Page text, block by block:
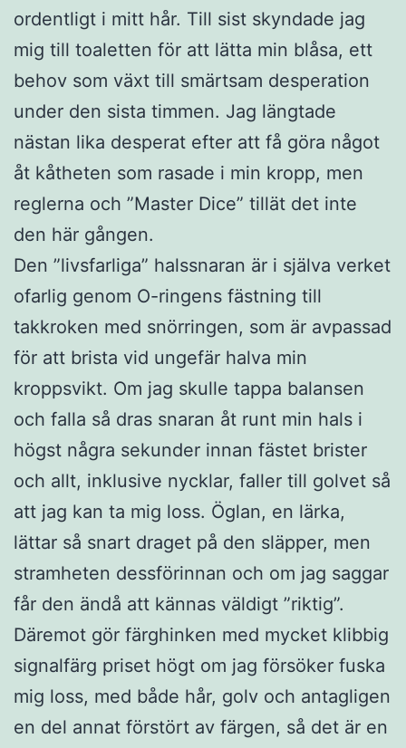
ordentligt i mitt hår. Till sist skyndade jag
mig till toaletten för att lätta min blåsa, ett
behov som växt till smärtsam desperation
under den sista timmen. Jag längtade
nästan lika desperat efter att få göra något
åt kåtheten som rasade i min kropp, men
reglerna och ”Master Dice” tillät det inte
den här gången.
Den ”livsfarliga” halssnaran är i själva verket
ofarlig genom O-ringens fästning till
takkroken med snörringen, som är avpassad
för att brista vid ungefär halva min
kroppsvikt. Om jag skulle tappa balansen
och falla så dras snaran åt runt min hals i
högst några sekunder innan fästet brister
och allt, inklusive nycklar, faller till golvet så
att jag kan ta mig loss. Öglan, en lärka,
lättar så snart draget på den släpper, men
stramheten dessförinnan och om jag saggar
får den ändå att kännas väldigt ”riktig”.
Däremot gör färghinken med mycket klibbig
signalfärg priset högt om jag försöker fuska
mig loss, med både hår, golv och antagligen
en del annat förstört av färgen, så det är en